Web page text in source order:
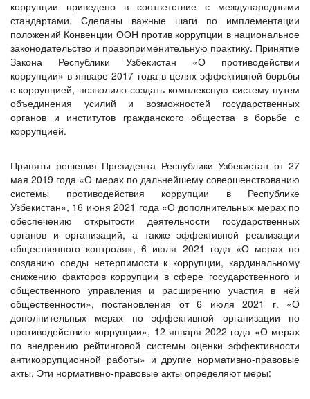
коррупции приведено в соответствие с международными
стандартами. Сделаны важные шаги по имплементации
положений Конвенции ООН против коррупции в национальное
законодательство и правоприменительную практику. Принятие
Закона Республики Узбекистан «О противодействии
коррупции» в январе 2017 года в целях эффективной борьбы
с коррупцией, позволило создать комплексную систему путем
объединения усилий и возможностей государственных
органов и институтов гражданского общества в борьбе с
коррупцией.
Приняты решения Президента Республики Узбекистан от 27
мая 2019 года «О мерах по дальнейшему совершенствованию
системы противодействия коррупции в Республике
Узбекистан», 16 июня 2021 года «О дополнительных мерах по
обеспечению открытости деятельности государственных
органов и организаций, а также эффективной реализации
общественного контроля», 6 июля 2021 года «О мерах по
созданию среды нетерпимости к коррупции, кардинальному
снижению факторов коррупции в сфере государственного и
общественного управления и расширению участия в ней
общественности», постановления от 6 июля 2021 г. «О
дополнительных мерах по эффективной организации по
противодействию коррупции», 12 января 2022 года «О мерах
по внедрению рейтинговой системы оценки эффективности
антикоррупционной работы» и другие нормативно-правовые
акты. Эти нормативно-правовые акты определяют меры: